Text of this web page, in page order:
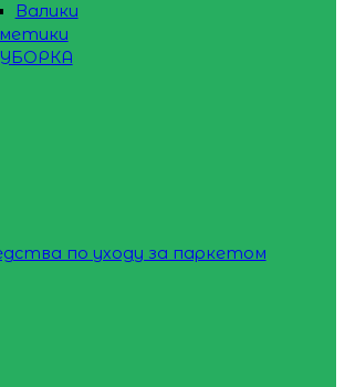
Валики
по уходу за паркетом